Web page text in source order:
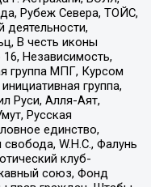
Рубеж Севера, ТОЙС,
деятельности,
В честь иконы
Независимость,
группа МПГ, Курсом
группа,
Руси, Алля-Аят,
Русская
единство,
W.H.С., Фалунь
клуб-
союз, Фонд